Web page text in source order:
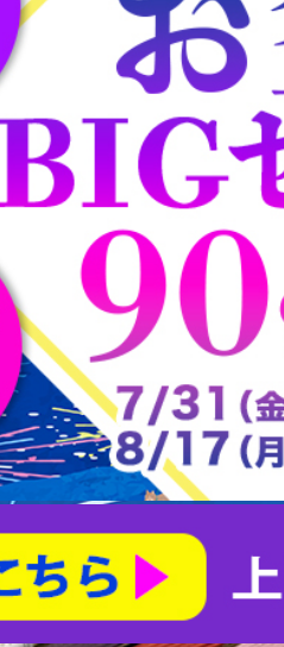
リサイクル振袖・打掛
リサイクル道中着
大正ロマン羽織
虫明焼
京焼
出石焼
有田焼
朝日焼
瀬戸焼
砥部焼
粟田焼
薩摩焼
赤膚山焼
高取焼
尾戸焼